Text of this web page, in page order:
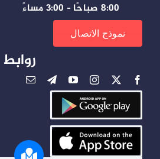
8:00 صباحًا – 3:00 مساءً
نموذج الاتصال